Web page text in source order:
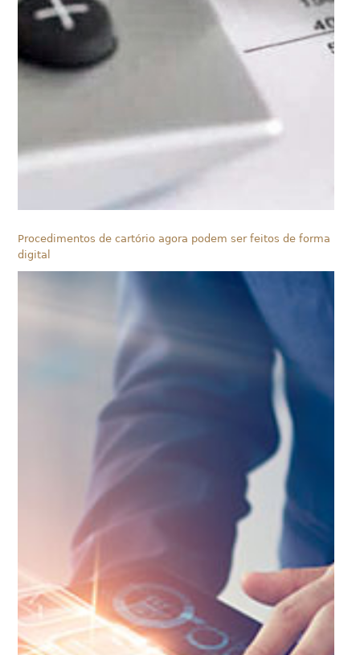
Procedimentos de cartório agora podem ser feitos de forma
digital